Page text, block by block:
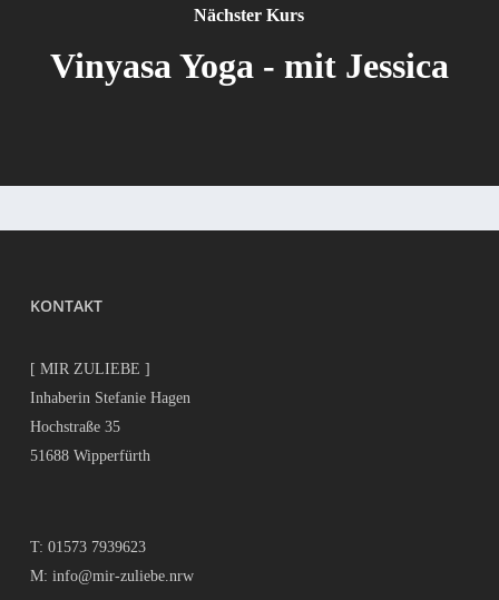
Nächster Kurs
Vinyasa Yoga - mit Jessica
KONTAKT
[ MIR ZULIEBE ]
Inhaberin Stefanie Hagen
Hochstraße 35
51688 Wipperfürth
T: 01573 7939623
M: info@mir-zuliebe.nrw